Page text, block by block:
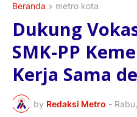
Beranda metro kota
Dukung
SMK-PP
Kerja Sama
by Redaksi Metro -